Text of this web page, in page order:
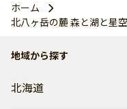
ホーム
北八ヶ岳の麓 森と湖と星
地域から探す
北海道